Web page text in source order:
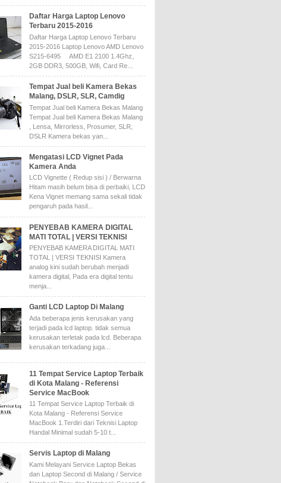
Daftar Harga Laptop Lenovo
Terbaru 2015-2016
Daftar Harga Laptop Lenovo Terbaru
2015-2016 Laptop Lenovo AMD Lenovo
S215-6495 AMD E1 2100 1.4Ghz,
2GB DDR3, 500GB, Wifi, Card Re...
Tempat Jual beli Kamera Bekas
Malang, DSLR, SLR, Camdig
Tempat Jual beli Kamera Bekas Malang
Tempat Jual beli Kamera Bekas Malang
, Lensa, Mirrorless, Prosumer, SLR,
DSLR Kamera bekas yan...
Mengatasi LCD Vignet Pada
Kamera Anda
LCD Vignette ( Redup sisi ) / Berwarna
Hitam masih belum bisa di perbaiki, LCD
Kena Vignet memang sama sekali tidak
pengaruh pada hasil...
PENYEBAB KAMERA DIGITAL
MATI TOTAL | VERSI TEKNISI
PENYEBAB KAMERA DIGITAL MATI
TOTAL | VERSI TEKNISI Kamera
analog kini sudah berubah menjadi
kamera digital, Pada era digital tentu
menja...
Ganti LCD Laptop Di Malang
Ada beberapa jenis kerusakan yang
terjadi pada lcd laptop. tidak semua
kerusakan terletak pada lcd. Beberapa
kerusakan terkadang juga...
11 Tempat Service Laptop Terbaik
di Kota Malang - Referensi
Service MacBook
11 Tempat Service Laptop Terbaik di
Kota Malang - Referensi Service
MacBook 1.Terdiri dari Teknisi Laptop
Handal Minimal sudah 5-10 t...
Servis Laptop di Malang
Kami Melayani Service Laptop Bekas
dan Laptop Second di Malang / Service